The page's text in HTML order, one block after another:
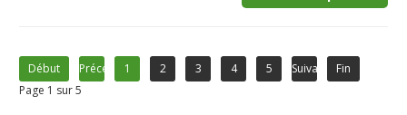
Début Précédent1 2 3 4 5 Suivant
Fin
Page 1 sur 5